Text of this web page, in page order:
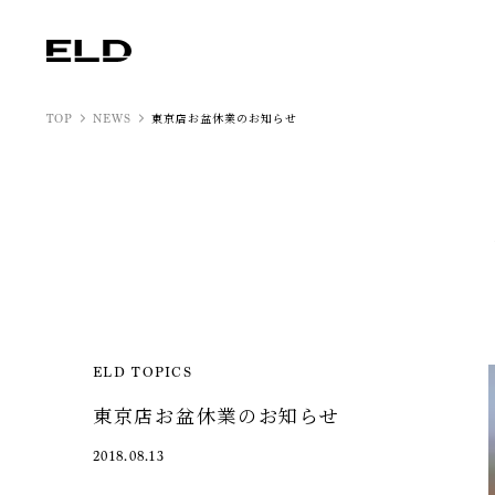
TOP NEWS 東京店お盆休業のお知らせ
ELD TOPICS
東京店お盆休業のお知らせ
2018.08.13